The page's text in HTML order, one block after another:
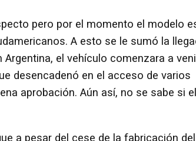
pero por el momento el modelo
A esto se le sumó la
el vehículo comenzara a
desencadenó en el acceso de varios
aprobación. Aún así, no se sabe si el
a pesar del cese de la fabricación del